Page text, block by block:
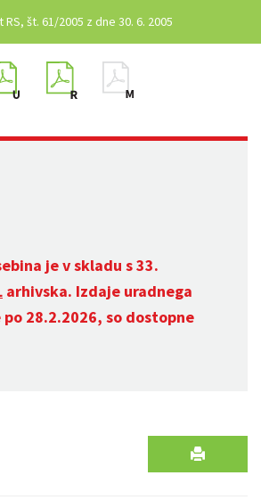
RS, št. 61/2005 z dne 30. 6. 2005
je v skladu s 33.
arhivska. Izdaje uradnega
28.2.2026, so dostopne